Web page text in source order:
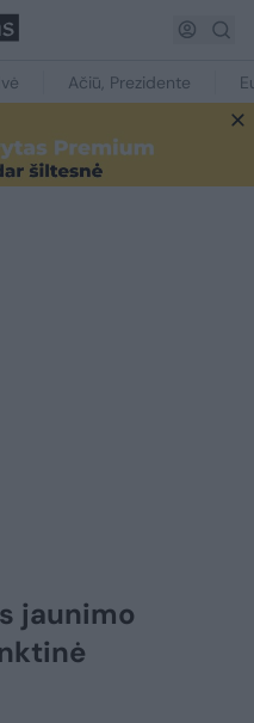
Ačiū, Prezidente
jaunimo